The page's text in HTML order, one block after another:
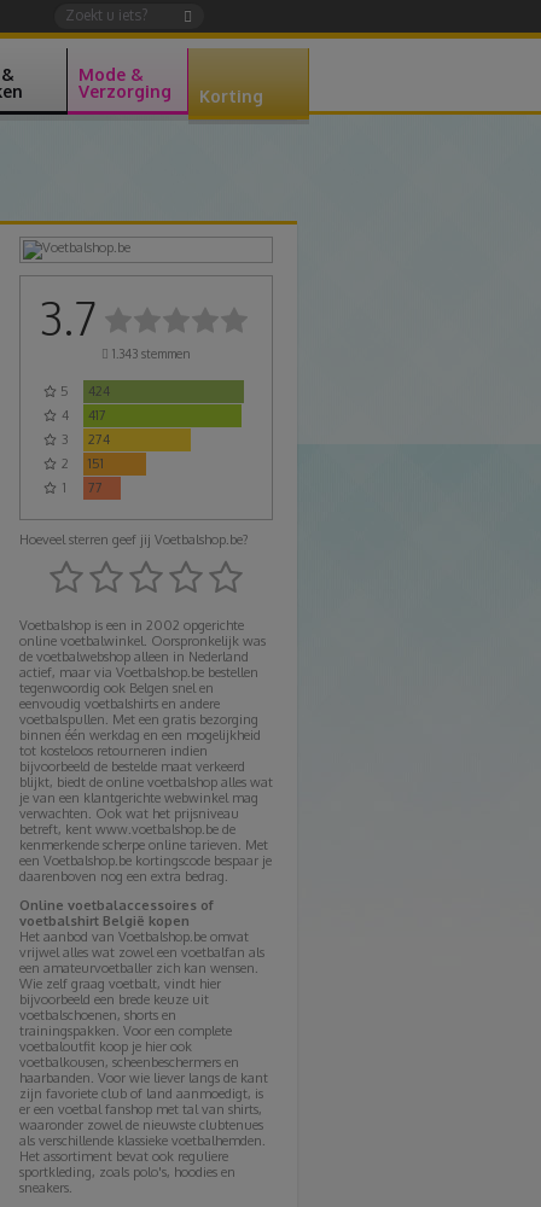
Mode &
Verzorging
Korting
3.7
1.343 stemmen
5
424
4
417
3
274
2
151
1
77
Hoeveel sterren geef jij Voetbalshop.be?
Voetbalshop is een in 2002 opgerichte
online voetbalwinkel. Oorspronkelijk was
de voetbalwebshop alleen in Nederland
actief, maar via Voetbalshop.be bestellen
tegenwoordig ook Belgen snel en
eenvoudig voetbalshirts en andere
voetbalspullen. Met een gratis bezorging
binnen één werkdag en een mogelijkheid
tot kosteloos retourneren indien
bijvoorbeeld de bestelde maat verkeerd
blijkt, biedt de online voetbalshop alles wat
je van een klantgerichte webwinkel mag
verwachten. Ook wat het prijsniveau
betreft, kent www.voetbalshop.be de
kenmerkende scherpe online tarieven. Met
een Voetbalshop.be kortingscode bespaar je
daarenboven nog een extra bedrag.
Online voetbalaccessoires of
voetbalshirt België kopen
Het aanbod van Voetbalshop.be omvat
vrijwel alles wat zowel een voetbalfan als
een amateurvoetballer zich kan wensen.
Wie zelf graag voetbalt, vindt hier
bijvoorbeeld een brede keuze uit
voetbalschoenen, shorts en
trainingspakken. Voor een complete
voetbaloutfit koop je hier ook
voetbalkousen, scheenbeschermers en
haarbanden. Voor wie liever langs de kant
zijn favoriete club of land aanmoedigt, is
er een voetbal fanshop met tal van shirts,
waaronder zowel de nieuwste clubtenues
als verschillende klassieke voetbalhemden.
Het assortiment bevat ook reguliere
sportkleding, zoals polo's, hoodies en
sneakers.